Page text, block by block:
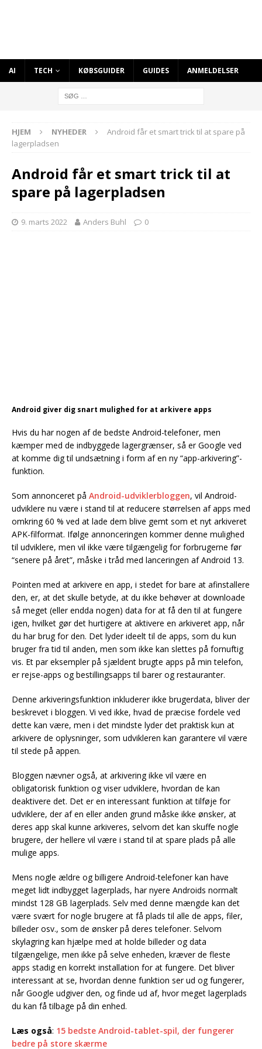
AI TECH KØBSGUIDER GUIDES ANMELDELSER
HJEM NYHEDER
Android får et smart trick til at spare på
lagerpladsen
Android får et smart trick til at
spare på lagerpladsen
9. marts 2022 Anders Buhl 0
Android giver dig snart mulighed for at arkivere apps
Hvis du har nogen af de bedste Android-telefoner, men
kæmper med de indbyggede lagergrænser, så er Google ved
at komme dig til undsætning i form af en ny “app-arkivering”-
funktion.
Som annonceret på Android-udviklerbloggen, vil Android-
udviklere nu være i stand til at reducere størrelsen af apps med
omkring 60 % ved at lade dem blive gemt som et nyt arkiveret
APK-filformat. Ifølge annonceringen kommer denne mulighed
til udviklere, men vil ikke være tilgængelig for forbrugerne før
“senere på året”, måske i tråd med lanceringen af Android 13.
Pointen med at arkivere en app, i stedet for bare at afinstallere
den, er, at det skulle betyde, at du ikke behøver at downloade
så meget (eller endda nogen) data for at få den til at fungere
igen, hvilket gør det hurtigere at aktivere en arkiveret app, når
du har brug for den. Det lyder ideelt til de apps, som du kun
bruger fra tid til anden, men som ikke kan slettes på fornuftig
vis. Et par eksempler på sjældent brugte apps på min telefon,
er rejse-apps og bestillingsapps til barer og restauranter.
Denne arkiveringsfunktion inkluderer ikke brugerdata, bliver der
beskrevet i bloggen. Vi ved ikke, hvad de præcise fordele ved
dette kan være, men i det mindste lyder det praktisk kun at
arkivere de oplysninger, som udvikleren kan garantere vil være
til stede på appen.
Bloggen nævner også, at arkivering ikke vil være en
obligatorisk funktion og viser udviklere, hvordan de kan
deaktivere det. Det er en interessant funktion at tilføje for
udviklere, der af en eller anden grund måske ikke ønsker, at
deres app skal kunne arkiveres, selvom det kan skuffe nogle
brugere, der hellere vil være i stand til at spare plads på alle
mulige apps.
Mens nogle ældre og billigere Android-telefoner kan have
meget lidt indbygget lagerplads, har nyere Androids normalt
mindst 128 GB lagerplads. Selv med denne mængde kan det
være svært for nogle brugere at få plads til alle de apps, filer,
billeder osv., som de ønsker på deres telefoner. Selvom
skylagring kan hjælpe med at holde billeder og data
tilgængelige, men ikke på selve enheden, kræver de fleste
apps stadig en korrekt installation for at fungere. Det bliver
interessant at se, hvordan denne funktion ser ud og fungerer,
når Google udgiver den, og finde ud af, hvor meget lagerplads
du kan få tilbage på din enhed.
Læs også: 15 bedste Android-tablet-spil, der fungerer
bedre på store skærme